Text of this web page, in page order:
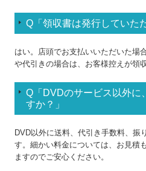
Q 「領収書は発行していた
はい。店頭でお支払いいただいた場
や代引きの場合は、お客様控えが領
Q 「 DVDのサービス以外に
すか？ 」
DVD以外に送料、代引き手数料、振
す。細かい料金については、お見積
ますのでご安心ください。